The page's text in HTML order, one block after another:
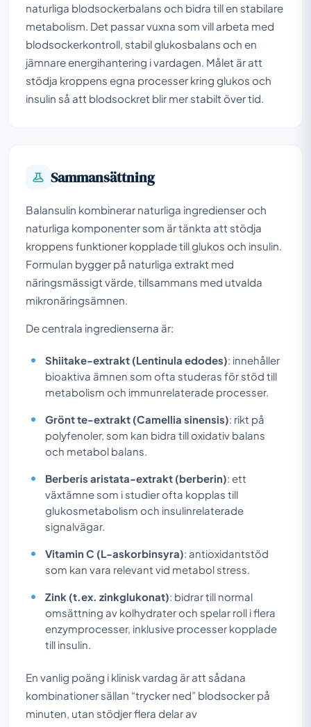
naturliga blodsockerbalans och bidra till en stabilare
metabolism. Det passar vuxna som vill arbeta med
blodsockerkontroll, stabil glukosbalans och en
jämnare energihantering i vardagen. Målet är att
stödja kroppens egna processer kring glukos och
insulin så att blodsockret blir mer stabilt över tid.
Sammansättning
Balansulin kombinerar naturliga ingredienser och
naturliga komponenter som är tänkta att stödja
kroppens funktioner kopplade till glukos och insulin.
Formulan bygger på naturliga extrakt med
näringsmässigt värde, tillsammans med utvalda
mikronäringsämnen.
De centrala ingredienserna är:
Shiitake-extrakt (Lentinula edodes): innehåller
bioaktiva ämnen som ofta studeras för stöd till
metabolism och immunrelaterade processer.
Grönt te-extrakt (Camellia sinensis): rikt på
polyfenoler, som kan bidra till oxidativ balans
och metabol balans.
Berberis aristata-extrakt (berberin): ett
växtämne som i studier ofta kopplas till
glukosmetabolism och insulinrelaterade
signalvägar.
Vitamin C (L-askorbinsyra): antioxidantstöd
som kan vara relevant vid metabol stress.
Zink (t.ex. zinkglukonat): bidrar till normal
omsättning av kolhydrater och spelar roll i flera
enzymprocesser, inklusive processer kopplade
till insulin.
En vanlig poäng i klinisk vardag är att sådana
kombinationer sällan “trycker ned” blodsocker på
minuten, utan stödjer flera delar av